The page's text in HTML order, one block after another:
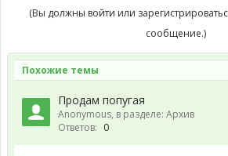
(Вы должны войти или
сообщение.)
Похожие темы
Продам попугая
Anonymous, в разделе: Архив
Ответов: 0